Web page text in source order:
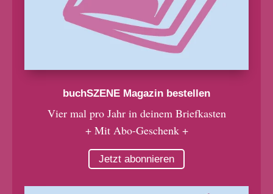
buchSZENE Magazin bestellen
Vier mal pro Jahr in deinem Briefkasten
+ Mit Abo-Geschenk +
Jetzt abonnieren